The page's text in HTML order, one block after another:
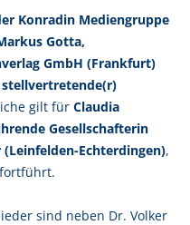
Konradin Mediengruppe
Gotta,
GmbH (Frankfurt)
stellvertretende(r)
gilt für Claudia
Gesellschafterin
Echterdingen),
fortführt.
sind neben Dr. Volker